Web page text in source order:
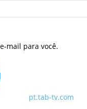
mail para você.
pt.tab-tv.com